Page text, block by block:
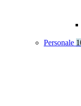
Personale